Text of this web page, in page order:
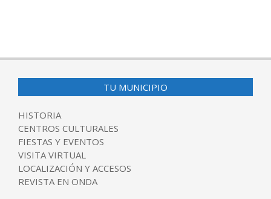
TU MUNICIPIO
HISTORIA
CENTROS CULTURALES
FIESTAS Y EVENTOS
VISITA VIRTUAL
LOCALIZACIÓN Y ACCESOS
REVISTA EN ONDA